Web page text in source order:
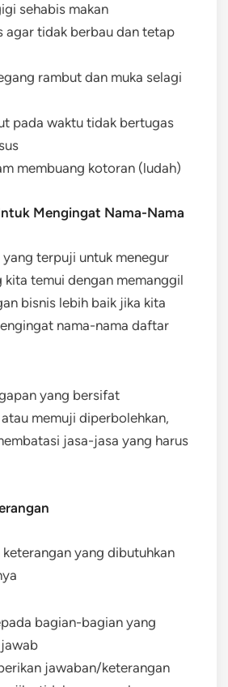
sehabis makan
agar tidak berbau dan tetap
rambut dan muka selagi
pada waktu tidak bertugas
membuang kotoran (ludah)
Mengingat Nama-Nama
yang terpuji untuk menegur
kita temui dengan memanggil
bisnis lebih baik jika kita
nama-nama daftar
yang bersifat
memuji diperbolehkan,
jasa-jasa yang harus
yang dibutuhkan
bagian-bagian yang
jawaban/keterangan